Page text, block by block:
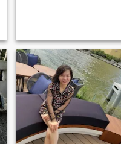
och varm, redo att vara. ta
med glädje in i mitt liv också,
om du är den personen och
letar efter ett förhållande
som en mina, känn dig fri att
nå ut och låt oss lära känna
varandra.